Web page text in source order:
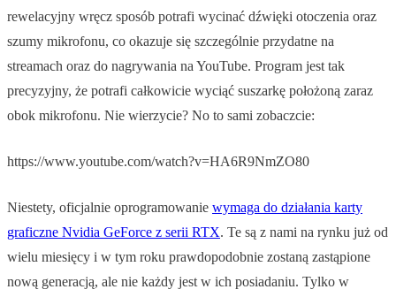
rewelacyjny wręcz sposób potrafi wycinać dźwięki otoczenia oraz
szumy mikrofonu, co okazuje się szczególnie przydatne na
streamach oraz do nagrywania na YouTube. Program jest tak
precyzyjny, że potrafi całkowicie wyciąć suszarkę położoną zaraz
obok mikrofonu. Nie wierzycie? No to sami zobaczcie:
https://www.youtube.com/watch?v=HA6R9NmZO80
Niestety, oficjalnie oprogramowanie wymaga do działania karty
graficzne Nvidia GeForce z serii RTX. Te są z nami na rynku już od
wielu miesięcy i w tym roku prawdopodobnie zostaną zastąpione
nową generacją, ale nie każdy jest w ich posiadaniu. Tylko w